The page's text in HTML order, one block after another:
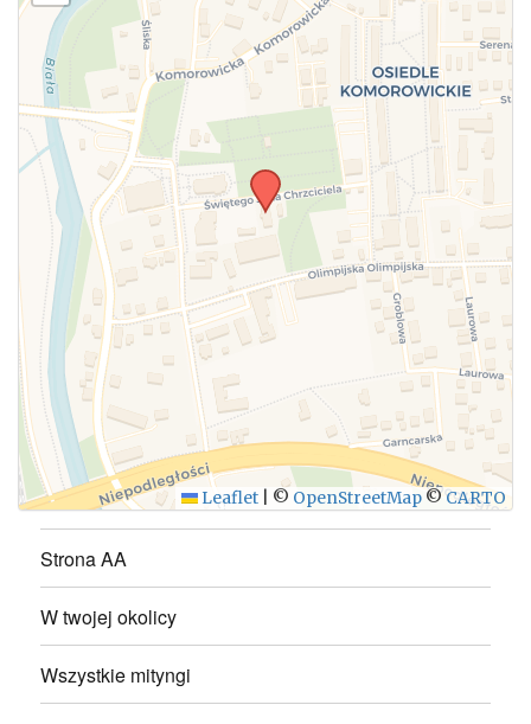
WYŚLIJ
Leaflet © OpenStreetMap ©CARTO
Strona AA
W twojej okolicy
Wszystkie mityngi